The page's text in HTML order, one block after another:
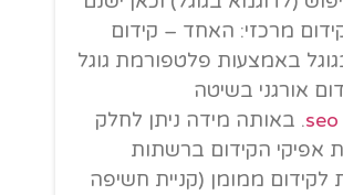
קידום מרכזי: האחד – קידום
באמצעות פלטפורמת גוגל
אורגני בשיטה
seo. באותה מידה ניתן לחלק
ל 2 את אפיקי הקידום ברשתות
לקידום ממומן (קניית חשיפה